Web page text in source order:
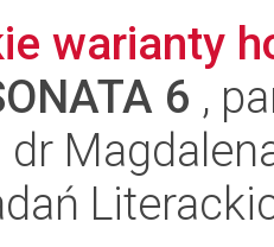
warianty
6 ,